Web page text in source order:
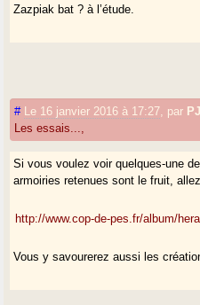
Zazpiak bat ? à l’étude.
# Le 16 janvier 2016 à 17:27 par
Les essais...,
Si vous voulez voir quelques-une
armoiries retenues sont le fruit,
http://www.cop-de-pes.fr/album/
Vous y savourerez aussi les